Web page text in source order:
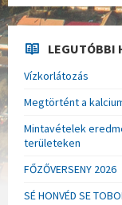
LEGUTÓBBI
Vízkorlátozás
Megtörtént a
Mintavételek
területeken
FŐZŐVERSENY 2026
SÉ HONVÉD SE